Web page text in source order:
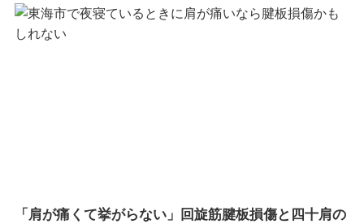
「肩が痛くて挙がらない」回旋筋腱板損傷と四十肩の